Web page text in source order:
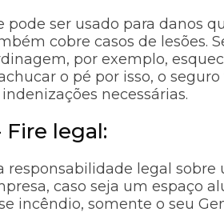
pode ser usado para danos
cobre casos de lesões.
por exemplo,
o pé por isso, o
indenizações necessárias.
Fire legal:
responsabilidade legal
caso seja um espaço
incêndio, somente o seu